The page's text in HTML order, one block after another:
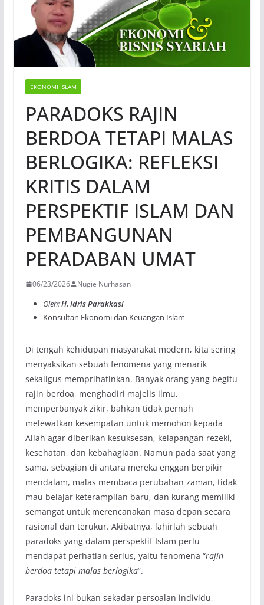
EKONOMI ISLAM
PARADOKS RAJIN
BERDOA TETAPI MALAS
BERLOGIKA: REFLEKSI
KRITIS DALAM
PERSPEKTIF ISLAM DAN
PEMBANGUNAN
PERADABAN UMAT
06/23/2026 Nugie Nurhasan
Oleh:H. Idris Parakkasi
Konsultan Ekonomi dan Keuangan Islam
Di tengah kehidupan masyarakat modern, kita sering
menyaksikan sebuah fenomena yang menarik
sekaligus memprihatinkan. Banyak orang yang begitu
rajin berdoa, menghadiri majelis ilmu,
memperbanyak zikir, bahkan tidak pernah
melewatkan kesempatan untuk memohon kepada
Allah agar diberikan kesuksesan, kelapangan rezeki,
kesehatan, dan kebahagiaan. Namun pada saat yang
sama, sebagian di antara mereka enggan berpikir
mendalam, malas membaca perubahan zaman, tidak
mau belajar keterampilan baru, dan kurang memiliki
semangat untuk merencanakan masa depan secara
rasional dan terukur. Akibatnya, lahirlah sebuah
paradoks yang dalam perspektif Islam perlu
mendapat perhatian serius, yaitu fenomena “rajin
berdoa tetapi malas berlogika”.
Paradoks ini bukan sekadar persoalan individu,